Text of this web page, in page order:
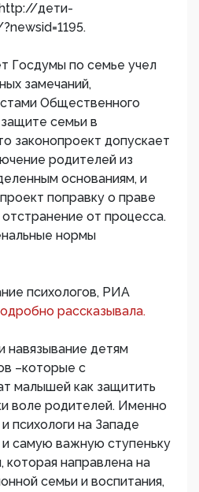
дети-
Госдумы по семье учел
замечаний,
Общественного
семьи в
законопроект допускает
родителей из
основаниям, и
поправку о праве
от процесса.
нормы
психологов, РИА
рассказывала.
навязывание детям
–которые с
малышей как защитить
воле родителей. Именно
психологи на Западе
самую важную ступеньку
направлена на
семьи и воспитания,